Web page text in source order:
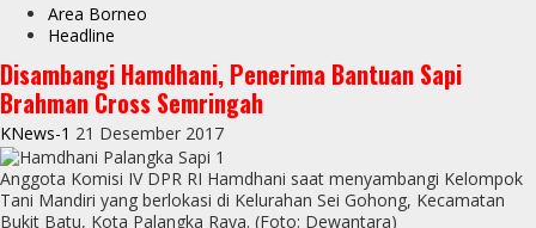
Area Borneo
Headline
Disambangi Hamdhani, Penerima Bantuan Sapi
Brahman Cross Semringah
KNews-1 21 Desember 2017
Anggota Komisi IV DPR RI Hamdhani saat menyambangi Kelompok
Tani Mandiri yang berlokasi di Kelurahan Sei Gohong, Kecamatan
Bukit Batu, Kota Palangka Raya. (Foto: Dewantara)